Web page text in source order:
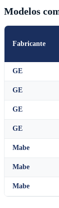
Modelos
Fabricante
GE
GE
GE
GE
Mabe
Mabe
Mabe